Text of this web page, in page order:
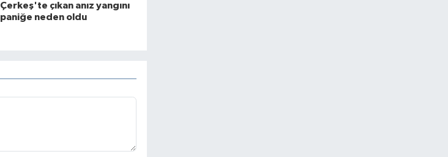
Çerkeş'te çıkan anız yangını
paniğe neden oldu